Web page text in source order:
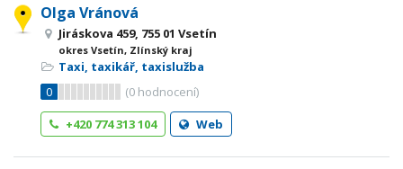
Olga Vránová
Jiráskova 459, 755 01 Vsetín
okres Vsetín, Zlínský kraj
Taxi, taxikář, taxislužba
0
(0 hodnocení)
+420 774 313 104
Web